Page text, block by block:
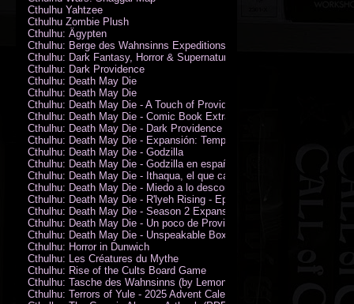
Cthulhu Yahtzee
Cthulhu Zombie Plush
Cthulhu: Ägypten
Cthulhu: Berge des Wahnsinns Expeditionspack
Cthulhu: Dark Fantasy, Horror & Supernatural Movies
Cthulhu: Dark Providence
Cthulhu: Death May Die
Cthulhu: Death May Die
Cthulhu: Death May Die - A Touch of Providence
Cthulhu: Death May Die - Comic Book Extras vol. 2
Cthulhu: Death May Die - Dark Providence Investigators
Cthulhu: Death May Die - Expansión: Temporada 2
Cthulhu: Death May Die - Godzilla
Cthulhu: Death May Die - Godzilla en español
Cthulhu: Death May Die - Ithaqua, el que camina en el viento
Cthulhu: Death May Die - Miedo a lo desconocido
Cthulhu: Death May Die - R'lyeh Rising - Epic Episode
Cthulhu: Death May Die - Season 2 Expansion
Cthulhu: Death May Die - Un poco de Providence
Cthulhu: Death May Die - Unspeakable Box
Cthulhu: Horror in Dunwich
Cthulhu: Les Créatures du Mythe
Cthulhu: Rise of the Cults Board Game
Cthulhu: Tasche des Wahnsinns (by Lemonfish)
Cthulhu: Terrors of Yule - 2025 Advent Calendar